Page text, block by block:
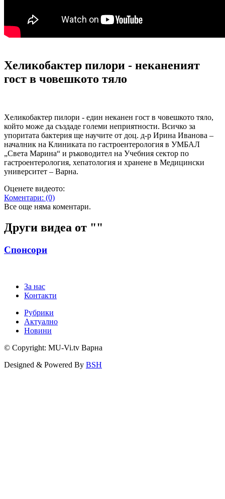
Хеликобактер пилори - неканеният
гост в човешкото тяло
Хеликобактер пилори - един неканен гост в човешкото тяло,
който може да създаде големи неприятности. Всичко за
упоритата бактерия ще научите от доц. д-р Ирина Иванова –
началник на Клиниката по гастроентерология в УМБАЛ
„Света Марина“ и ръководител на Учебния сектор по
гастроентерология, хепатология и хранене в Медицински
университет – Варна.
Оценете видеото:
Коментари: (0)
Все още няма коментари.
Други видеа от ""
Спонсори
За нас
Контакти
Рубрики
Актуално
Новини
© Copyright: MU-Vi.tv Варна
Designed & Powered By BSH